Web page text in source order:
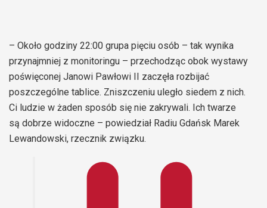
– Około godziny 22:00 grupa pięciu osób – tak wynika
przynajmniej z monitoringu – przechodząc obok wystawy
poświęconej Janowi Pawłowi II zaczęła rozbijać
poszczególne tablice. Zniszczeniu uległo siedem z nich.
Ci ludzie w żaden sposób się nie zakrywali. Ich twarze
są dobrze widoczne – powiedział Radiu Gdańsk Marek
Lewandowski, rzecznik związku.